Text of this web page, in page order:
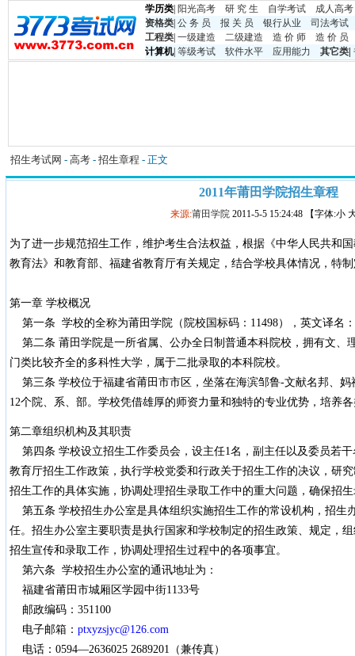
学历类 阳光高考 研 究 生 自学考试
成人高考
资格类 公 务 员 报 关 员 银行从业
司法考试
工程类 一级建造 二级建造 造 价 师
造 价 员
计算机| 等级考试 软件水平 应用能力 其它类
招生考试网 - 高考 - 招生章程 - 正文
2011年莆田学院招生章程
来源:莆田学院 2011-5-5 15:24:48 【字体:小
为了进一步规范招生工作，维护考生合法权益，根据《中华人民共和
教育法》和教育部、福建省教育厅有关规定，结合学校具体情况，特
第一章 学校概况
第一条 学校的全称为莆田学院（院校国标码：11498），英文译名：
第二条 莆田学院是一所省属、公办全日制普通本科院校，拥有文、
门类比较齐全的多科性大学，属于二批录取的本科院校。
第三条 学校位于福建省莆田市市区，坐落在海滨邹鲁-文献名邦、妈
12个院、系、部。学校凭借雄厚的师资力量和独特的专业优势，培养
第二章组织机构及其职责
第四条 学校设立招生工作委员会，设主任1名，副主任以及委员若
教育厅招生工作政策，执行学校党委和行政关于招生工作的决议，研
招生工作的具体实施，协调处理招生录取工作中的重大问题，确保招
第五条 学校招生办公室是具体组织实施招生工作的常设机构，招生
任。招生办公室主要职责是执行国家和学校制定的招生政策、规定，
招生宣传和录取工作，协调处理招生过程中的各项事宜。
第六条 学校招生办公室的通讯地址为：
福建省莆田市城厢区学园中街1133号
邮政编码：351100
电子邮箱： ptxyzsjyc@126.com
电话：0594—2636025 2689201（兼传真）